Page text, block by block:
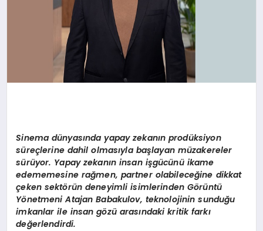
Sinema dünyasında yapay zekanın prodüksiyon
süreçlerine dahil olmasıyla başlayan müzakereler
sürüyor. Yapay zekanın insan işgücünü ikame
edememesine rağmen, partner olabileceğine dikkat
çeken sektörün deneyimli isimlerinden Görüntü
Yönetmeni Atajan Babakulov, teknolojinin sunduğu
imkanlar ile insan gözü arasındaki kritik farkı
değerlendirdi.